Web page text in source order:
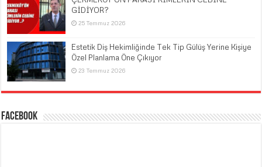
GİDİYOR?
25 Temmuz 2026
Estetik Diş Hekimliğinde Tek Tip Gülüş Yerine Kişiye
Özel Planlama Öne Çıkıyor
23 Temmuz 2026
Facebook